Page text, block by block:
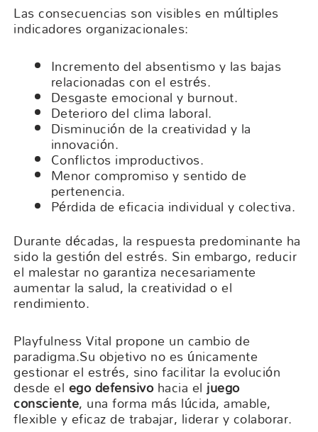
Las consecuencias son visibles en múltiples
indicadores organizacionales:
Incremento del absentismo y las bajas
relacionadas con el estrés.
Desgaste emocional y burnout.
Deterioro del clima laboral.
Disminución de la creatividad y la
innovación.
Conflictos improductivos.
Menor compromiso y sentido de
pertenencia.
Pérdida de eficacia individual y colectiva.
Durante décadas, la respuesta predominante ha
sido la gestión del estrés. Sin embargo, reducir
el malestar no garantiza necesariamente
aumentar la salud, la creatividad o el
rendimiento.
Playfulness Vital propone un cambio de
paradigma.Su objetivo no es únicamente
gestionar el estrés, sino facilitar la evolución
desde el ego defensivohacia eljuego
consciente, una forma más lúcida, amable,
flexible y eficaz de trabajar, liderar y colaborar.